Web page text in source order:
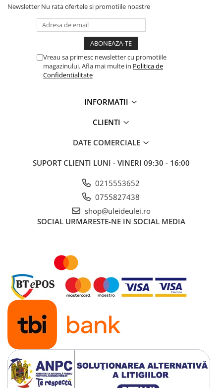
■ Bancuri de scule
► Ulei motor autoturisme
■ Ulei motor RAVENOL
■ Ulei motor LIQUI MOLY
■ Ulei motor FUCHS
■ Ulei motor TOTAL
■ Ulei motor METABOND
■ Ulei motor MANNOL
■ Ulei motor KROON
■ Ulei motor KROSS
■ Ulei motor SELENIA
■ Ulei motor CYCLON
■ Ulei motor OEM
Ulei motor DACIA
Ulei motor RENAULT
Newsletter Nu rata ofertele si promotiile noastre
Vreau sa primesc newsletter cu promotiile
magazinului. Afla mai multe in Politica de
Confidentialitate
INFORMATII
CLIENTI
DATE COMERCIALE
SUPORT CLIENTI LUNI - VINERI 09:30 - 16:00
0215553652
0755827438
shop@uleideulei.ro
SOCIAL URMARESTE-NE IN SOCIAL MEDIA